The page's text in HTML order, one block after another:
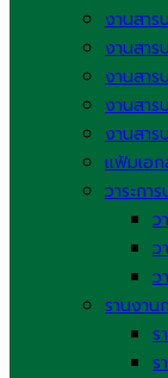
งานสา
งานสา
งานสา
งานสา
งานสา
แฟ้มเอก
วาระกา
ว
ว
ว
รานงาน
ร
ร